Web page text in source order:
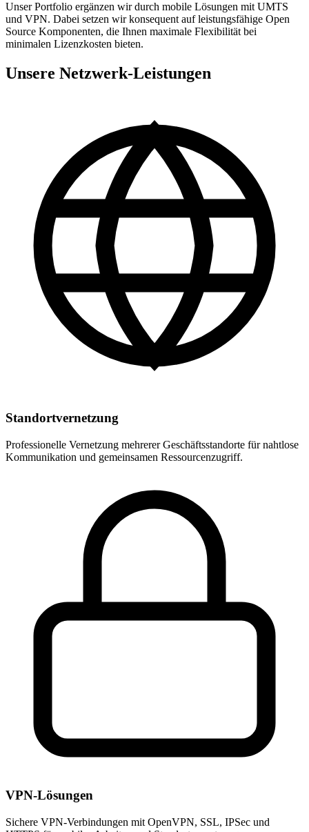
Unser Portfolio ergänzen wir durch mobile Lösungen mit UMTS
und VPN. Dabei setzen wir konsequent auf leistungsfähige Open
Source Komponenten, die Ihnen maximale Flexibilität bei
minimalen Lizenzkosten bieten.
Unsere Netzwerk-Leistungen
Standortvernetzung
Professionelle Vernetzung mehrerer Geschäftsstandorte für nahtlose
Kommunikation und gemeinsamen Ressourcenzugriff.
VPN-Lösungen
Sichere VPN-Verbindungen mit OpenVPN, SSL, IPSec und